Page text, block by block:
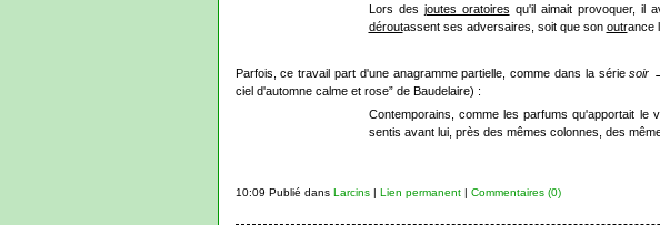
Lors des joutes oratoires qu'il aimait provoquer, il
déroutassent ses adversaires, soit que son outrance
Parfois, ce travail part d'une anagramme partielle, comme dans la sériesoir
ciel d'automne calme et rose” de Baudelaire) :
Contemporains, comme les parfums qu'apportait le
sentis avant lui, près des mêmes colonnes, des
10:09 Publié dans Larcins| Lien permanent| Commentaires (0)